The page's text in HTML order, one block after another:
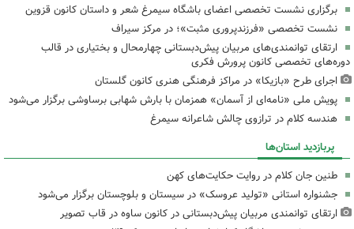
برگزاری نشست تخصصی اعضای باشگاه سیمرغ شعر و داستان کانون قزوین
نشست تخصصی «فرزندپروری مثبت»؛ در مرکز سیراف
ارتقای توانمندی‌های مربیان پیش‌دبستانی چهارمحال و بختیاری در قالب
دوره‌های تخصصی کانون پرورش فکری
اجرای طرح «بازیکا» در مراکز فرهنگی هنری کانون گلستان
پویش ملی «نامه‌ای از آسمان» همزمان با بارش شهابی برساوشی برگزار می‌شود
هندسه کلام در ترازوی چالش شاعرانه سیمرغ
پربازدید استان‌ها
طنین جان کلام در روایت حکایت‌های کهن
جشنواره استانی «تولید عروسک» در سیستان و بلوچستان برگزار می‌شود
ارتقای توانمندی مربیان پیش‌دبستانی در کانون ساوه در قاب تصویر